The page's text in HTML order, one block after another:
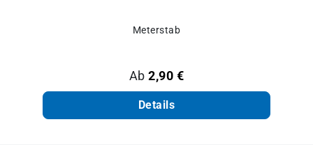
Meterstab
Regulärer Preis:
Ab2,90 €
Details